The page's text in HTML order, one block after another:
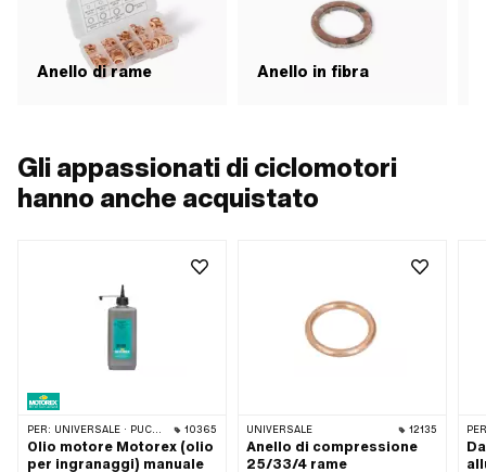
Anello di rame Anello in fibra
Gli appassionati di ciclomotori
hanno anche acquistato
PER: UNIVERSALE · PUCH · SACHS · ZÜNDAPP BELMONDO · TOMOS · CILO · ERCOLE · KREIDLER · ZÜNDAPP 10365
Olio motore Motorex (olio
per ingranaggi) manuale
UNIVERSALE 12135
Anello di compressione
25/33/4 rame